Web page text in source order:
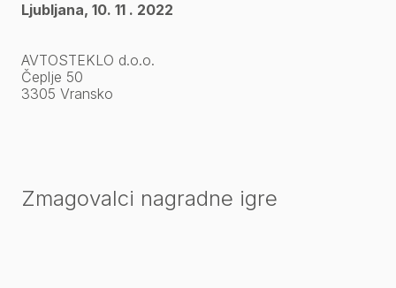
Ljubljana, 10. 11 . 2022
AVTOSTEKLO d.o.o.
Čeplje 50
3305 Vransko
Zmagovalci nagradne igre